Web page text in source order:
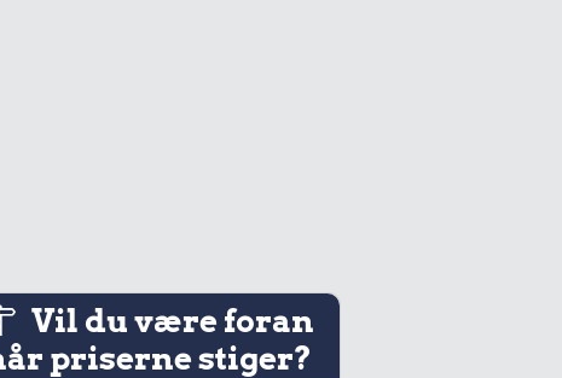
Vil du være foran
priserne stiger?